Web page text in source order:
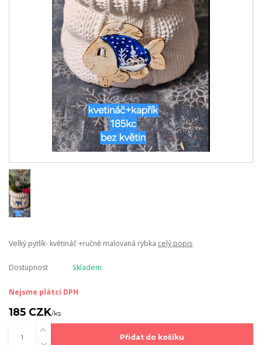
Velký pytlík- květináč +ručně malovaná rybka celý popis
Dostupnost Skladem
Nejsme plátci DPH
185 CZK/ks
Přidat do košíku